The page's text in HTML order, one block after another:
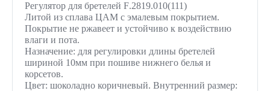
Регулятор для бретелей F.2819.010(111)
Литой из сплава ЦАМ с эмалевым покрытием.
Покрытие не ржавеет и устойчиво к воздействию
влаги и пота.
Назначение: для регулировки длины бретелей
шириной 10мм при пошиве нижнего белья и
корсетов.
Цвет: шоколадно коричневый. Внутренний размер: